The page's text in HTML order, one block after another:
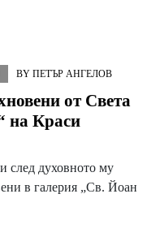
BY ПЕТЪР АНГЕЛОВ
от Света
на Краси
след духовното му
в галерия „Св. Йоан